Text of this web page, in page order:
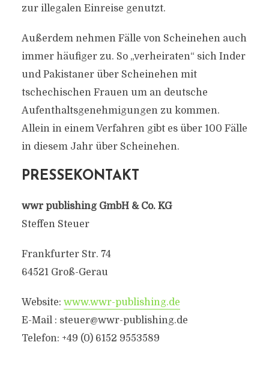
zur illegalen Einreise genutzt.
Außerdem nehmen Fälle von Scheinehen auch
immer häufiger zu. So „verheiraten“ sich Inder
und Pakistaner über Scheinehen mit
tschechischen Frauen um an deutsche
Aufenthaltsgenehmigungen zu kommen.
Allein in einem Verfahren gibt es über 100 Fälle
in diesem Jahr über Scheinehen.
PRESSEKONTAKT
wwr publishing GmbH & Co. KG
Steffen Steuer
Frankfurter Str. 74
64521 Groß-Gerau
Website: www.wwr-publishing.de
E-Mail : steuer@wwr-publishing.de
Telefon: +49 (0) 6152 9553589